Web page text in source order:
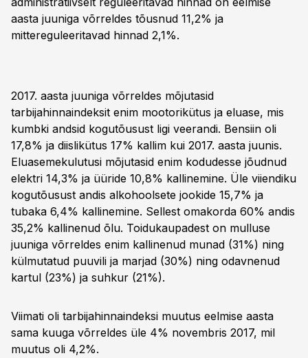
aasta juuniga võrreldes tõusnud 11,2% ja
mittereguleeritavad hinnad 2,1%.
2017. aasta juuniga võrreldes mõjutasid
tarbijahinnaindeksit enim mootorikütus ja eluase, mis
kumbki andsid kogutõusust ligi veerandi. Bensiin oli
17,8% ja diislikütus 17% kallim kui 2017. aasta juunis.
Eluasemekulutusi mõjutasid enim kodudesse jõudnud
elektri 14,3% ja üüride 10,8% kallinemine. Üle viiendiku
kogutõusust andis alkohoolsete jookide 15,7% ja
tubaka 6,4% kallinemine. Sellest omakorda 60% andis
35,2% kallinenud õlu. Toidukaupadest on mulluse
juuniga võrreldes enim kallinenud munad (31%) ning
külmutatud puuvili ja marjad (30%) ning odavnenud
kartul (23%) ja suhkur (21%).
Viimati oli tarbijahinnaindeksi muutus eelmise aasta
sama kuuga võrreldes üle 4% novembris 2017, mil
muutus oli 4,2%.